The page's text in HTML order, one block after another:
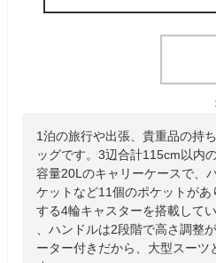
1泊の旅行や出張、貴重品の持
ッグです。3辺合計115cm以内
容量20Lのキャリーケースで、
ケットなど11個のポケットが
する4輪キャスターを搭載して
、ハンドルは2段階で高さ調整
ーター付きだから、大型スーツ